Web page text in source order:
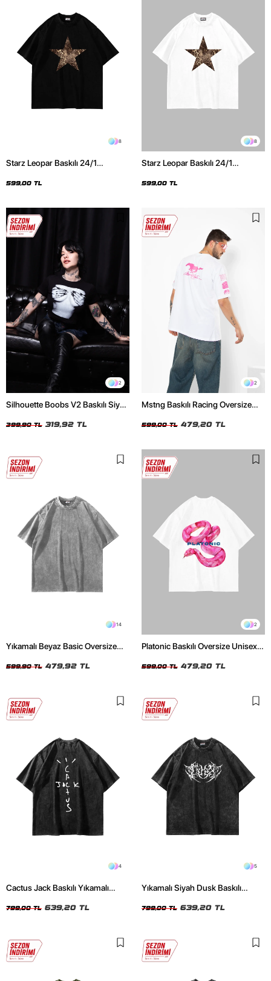
8
Starz Leopar Baskılı 24/1
599,00 TL
8
Starz Leopar Baskılı 24/1
599,00 TL
2
Silhouette Boobs V2 Baskılı Siyah
399,90 TL 319,92 TL
2
Mstng Baskılı Racing Oversize
599,00 TL 479,20 TL
14
Yıkamalı Beyaz Basic Oversize
599,90 TL 479,92 TL
2
Platonic Baskılı Oversize Unisex
599,00 TL 479,20 TL
4
Cactus Jack Baskılı Yıkamalı
799,00 TL 639,20 TL
5
Yıkamalı Siyah Dusk Baskılı
799,00 TL 639,20 TL